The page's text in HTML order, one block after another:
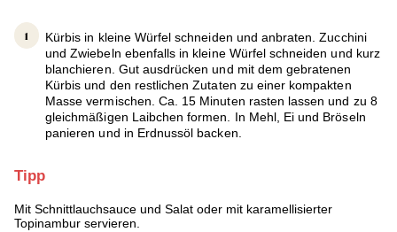
Kürbis in kleine Würfel schneiden und anbraten. Zucchini
und Zwiebeln ebenfalls in kleine Würfel schneiden und kurz
blanchieren. Gut ausdrücken und mit dem gebratenen
Kürbis und den restlichen Zutaten zu einer kompakten
Masse vermischen. Ca. 15 Minuten rasten lassen und zu 8
gleichmäßigen Laibchen formen. In Mehl, Ei und Bröseln
panieren und in Erdnussöl backen.
Tipp
Mit Schnittlauchsauce und Salat oder mit karamellisierter
Topinambur servieren.